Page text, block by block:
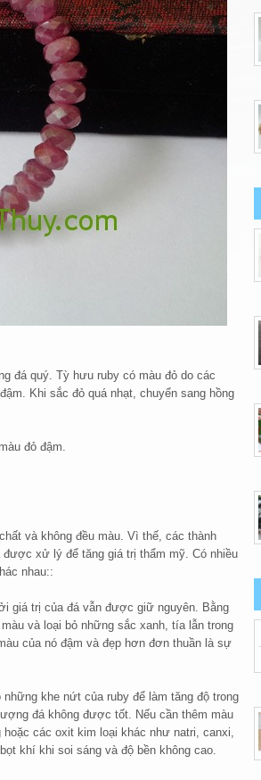
đá quý. Tỳ hưu ruby có màu đỏ do các
Khi sắc đỏ quá nhạt, chuyển sang hồng
đỏ đậm.
và không đều màu. Vì thế, các thành
xử lý để tăng giá trị thẩm mỹ. Có nhiều
nhau::
giá trị của đá vẫn được giữ nguyên. Bằng
và loại bỏ những sắc xanh, tía lẫn trong
của nó đậm và đẹp hơn đơn thuần là sự
khe nứt của ruby để làm tăng độ trong
đá không được tốt. Nếu cần thêm màu
các oxit kim loại khác như natri, canxi,
khí khi soi sáng và độ bền không cao.